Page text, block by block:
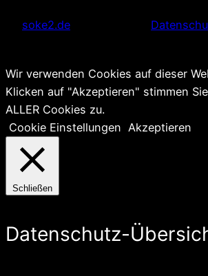
soke2.de
Wir verwenden Cookies auf dieser
Klicken auf "Akzeptieren" stimmen
ALLER Cookies zu.
Cookie Einstellungen Akzeptieren
Schließen
Datenschutz-